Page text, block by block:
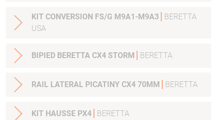
KIT CONVERSION FS/G M9A1-M9A3
BERETTA
USA
BIPIED BERETTA CX4 STORM BERETTA
RAIL LATERAL PICATINY CX4 70MM BERETTA
KIT HAUSSE PX4 BERETTA